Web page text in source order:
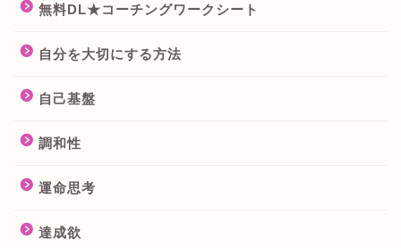
無料DL★コーチングワークシート
自分を大切にする方法
自己基盤
調和性
運命思考
達成欲